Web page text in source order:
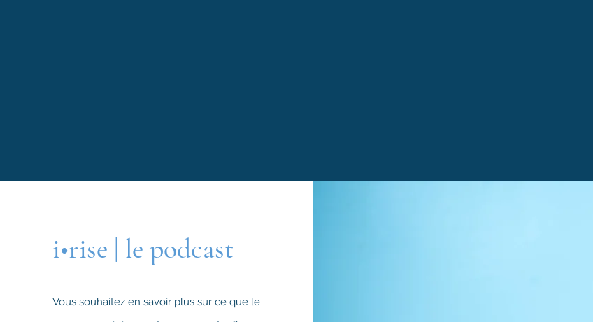
i•rise | le podcast
Vous souhaitez en savoir plus sur ce que le